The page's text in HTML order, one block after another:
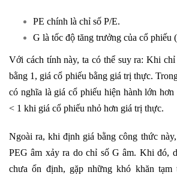
PE chính là chỉ số P/E.
G là tốc độ tăng trưởng của cổ phiếu
Với cách tính này, ta có thể suy ra: Khi
bằng 1, giá cổ phiếu bằng giá trị thực.
có nghĩa là giá cổ phiếu hiện hành lớn
< 1 khi giá cổ phiếu nhỏ hơn giá trị thực.
Ngoài ra, khi định giá bằng công thức
PEG âm xảy ra do chỉ số G âm. Khi đó,
chưa ổn định, gặp những khó khăn